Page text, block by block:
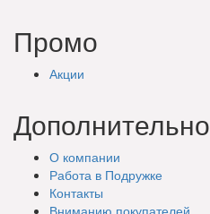
Промо
Акции
Дополнительно
О компании
Работа в Подружке
Контакты
Вниманию покупателей